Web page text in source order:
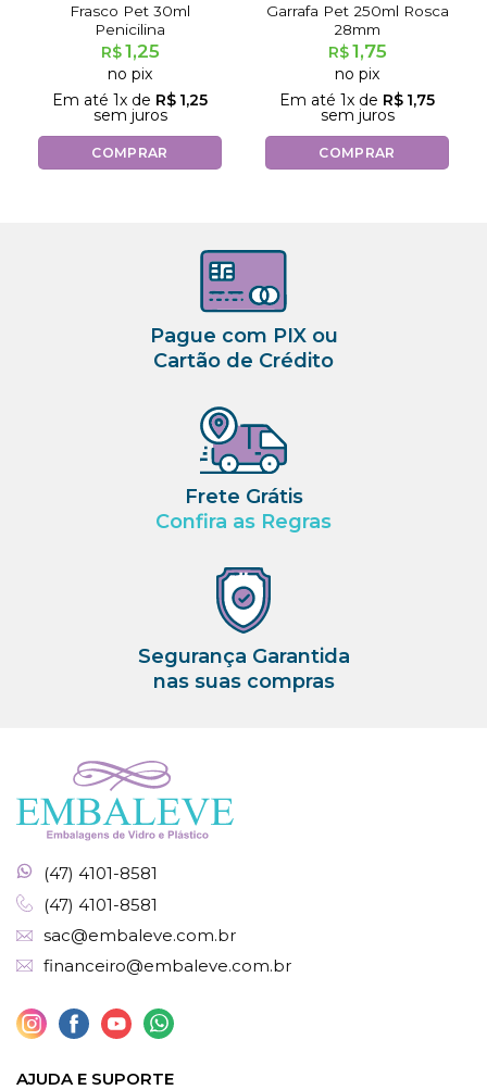
Frasco Pet 30ml
Penicilina
R$1,25
no pix
Em até 1x de R$ 1,25
sem juros
COMPRAR
Garrafa Pet 250ml Rosca
28mm
R$1,75
no pix
Em até 1x de R$ 1,75
sem juros
COMPRAR
Pague com PIX ou
Cartão de Crédito
Frete Grátis
Confira as Regras
Segurança Garantida
nas suas compras
(47) 4101-8581
(47) 4101-8581
sac@embaleve.com.br
financeiro@embaleve.com.br
AJUDA E SUPORTE